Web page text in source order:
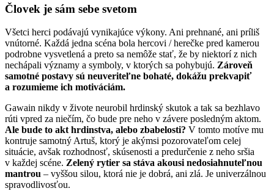
Človek je sám sebe svetom
Všetci herci podávajú vynikajúce výkony. Ani prehnané, ani príliš
vnútorné. Každá jedna scéna bola hercovi / herečke pred kamerou
podrobne vysvetlená a preto sa nemôže stať, že by niektorí z nich
nechápali významy a symboly, v ktorých sa pohybujú. Zároveň
samotné postavy sú neuveriteľne bohaté, dokážu prekvapiť
a rozumieme ich motiváciám.
Gawain nikdy v živote neurobil hrdinský skutok a tak sa bezhlavo
rúti vpred za niečím, čo bude pre neho v závere posledným aktom.
Ale bude to akt hrdinstva, alebo zbabelosti? V tomto motíve mu
kontruje samotný Artuš, ktorý je akýmsi pozorovateľom celej
situácie, avšak rozhodnosť, skúsenosti a predurčenie z neho sršia
v každej scéne. Zelený rytier sa stáva akousi nedosiahnuteľnou
mantrou – vyššou silou, ktorá nie je dobrá, ani zlá. Je univerzálnou
spravodlivosťou.